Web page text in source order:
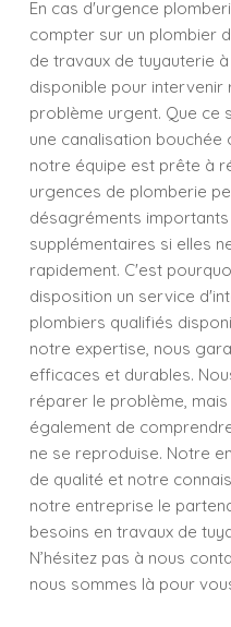
En cas d'urgence
compter sur un plombier
de travaux de tuyauterie
disponible pour intervenir
problème urgent. Que ce
une canalisation
notre équipe est prête à
urgences de plomberie
désagréments
supplémentaires si elles
rapidement. C'est
disposition un service
plombiers qualifiés
notre expertise, nous
efficaces et durables.
réparer le problème,
également de
ne se reproduise. Notre
de qualité et notre
notre entreprise le
besoins en travaux de
N’hésitez pas à nous
nous sommes là pour